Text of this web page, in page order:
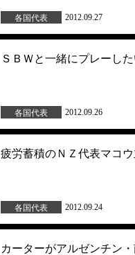
各国代表 2012.09.27
ＳＢＷと一緒にプレーし
各国代表 2012.09.26
疲労蓄積のＮＺ代表マコ
各国代表 2012.09.24
カーターがアルゼンチン